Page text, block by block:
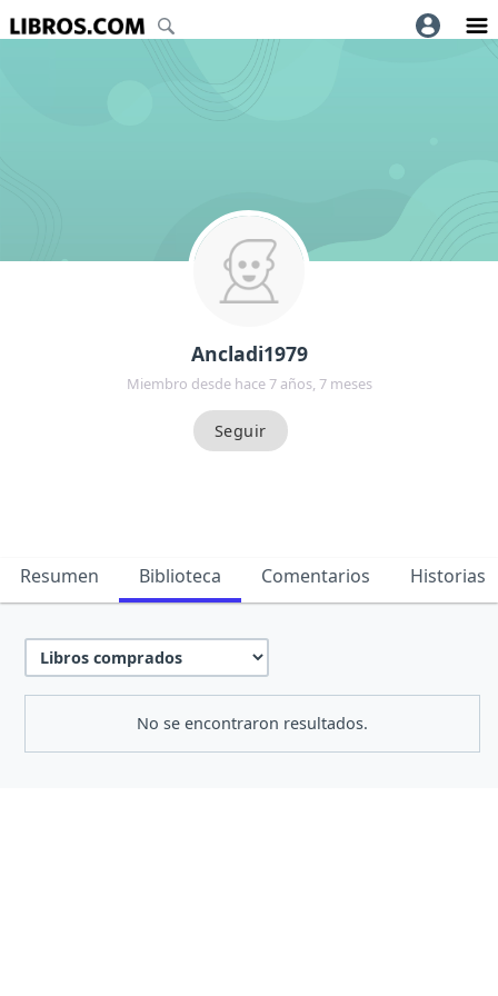
Ancladi1979
Miembro desde hace 7 años, 7 meses
Resumen Biblioteca Comentarios Historias
No se encontraron resultados.